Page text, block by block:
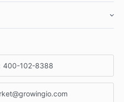
400-102-8388